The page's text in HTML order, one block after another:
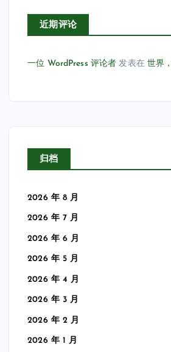
近期评论
一位 WordPress 评论者 发表在世界
归档
2026 年 8 月
2026 年 7 月
2026 年 6 月
2026 年 5 月
2026 年 4 月
2026 年 3 月
2026 年 2 月
2026 年 1 月